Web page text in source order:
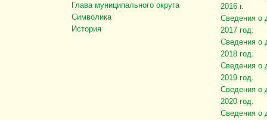
Глава муниципального округа
Символика
История
2016 г.
Сведения о
2017 год.
Сведения о
2018 год.
Сведения о
2019 год.
Сведения о
2020 год.
Сведения о